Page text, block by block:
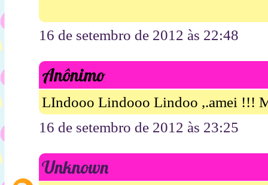
16 de setembro de 2012 às 22:48
Anônimo
LIndooo Lindooo Lindoo ,.amei !!!
16 de setembro de 2012 às 23:25
Unknown